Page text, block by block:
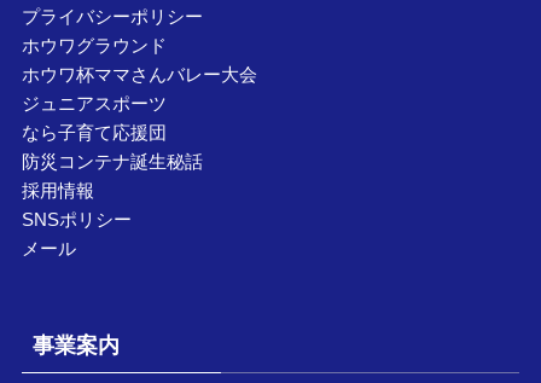
プライバシーポリシー
ホウワグラウンド
ホウワ杯ママさんバレー大会
ジュニアスポーツ
なら子育て応援団
防災コンテナ誕生秘話
採用情報
SNSポリシー
メール
事業案内